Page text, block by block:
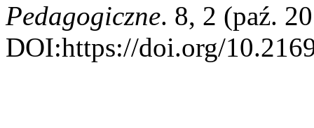
Pedagogiczne. 8, 2 (paź.
DOI:https://doi.org/